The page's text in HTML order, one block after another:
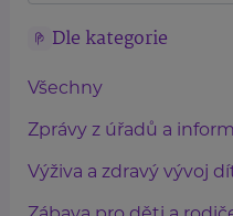
Dle kategorie
Všechny
Zprávy z úřadů a
Výživa a zdravý vývoj